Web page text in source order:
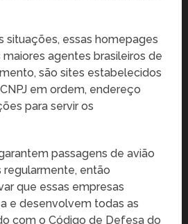
situações, essas homepages
agentes brasileiros de
são sites estabelecidos
em ordem, endereço
para servir os
passagens de avião
regularmente, então
que essas empresas
e desenvolvem todas as
com o Código de Defesa do